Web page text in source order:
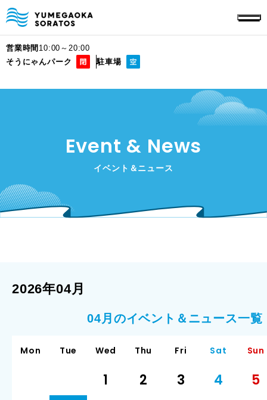
営業時間 10:00～20:00
そうにゃんパーク
駐車場
Event & News
イベント＆ニュース
2026年04月
04月のイベント＆ニュース一
Mon Tue Wed Thu Fri Sat Sun
1 2 3 4
5